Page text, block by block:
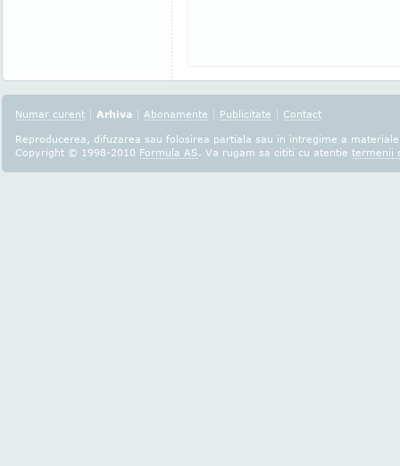
Numar curent | Arhiva | Abonamente | Publicitate | Contact
Reproducerea, difuzarea sau folosirea partiala sau in intregime a
Copyright © 1998-2010 Formula AS. Va rugam sa cititi cu atentie termenii